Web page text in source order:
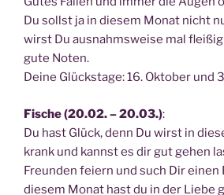
Du sollst ja in die­sem Monat nicht
wirst Du aus­nahms­wei­se mal
gute Noten.
Dei­ne Glücks­ta­ge: 16. Okto­ber und
Fische (20.02. – 20.03.):
Du hast Glück, denn Du wirst in
krank und kannst es dir gut gehen
Freun­den fei­ern und such Dir einen
die­sem Monat hast du in der Lie­be